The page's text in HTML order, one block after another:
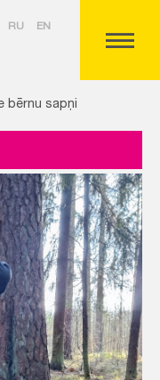
RU EN
bērnu sapņi